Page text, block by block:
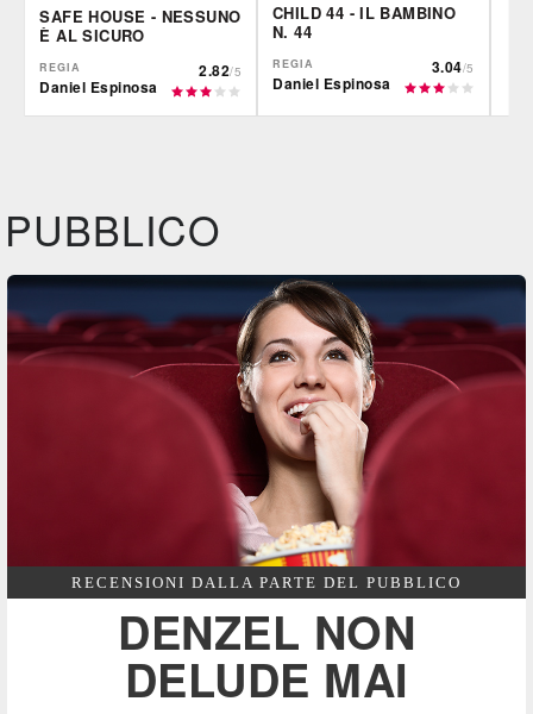
SAFE HOUSE - NESSUNO
È AL SICURO
REGIA
Daniel Espinosa
2.82/5
CHILD 44 - IL BAMBINO
N. 44
REGIA
Daniel Espinosa
3.04/5
PUBBLICO
RECENSIONI DALLA PARTE DEL PUBBLICO
DENZEL NON
DELUDE MAI